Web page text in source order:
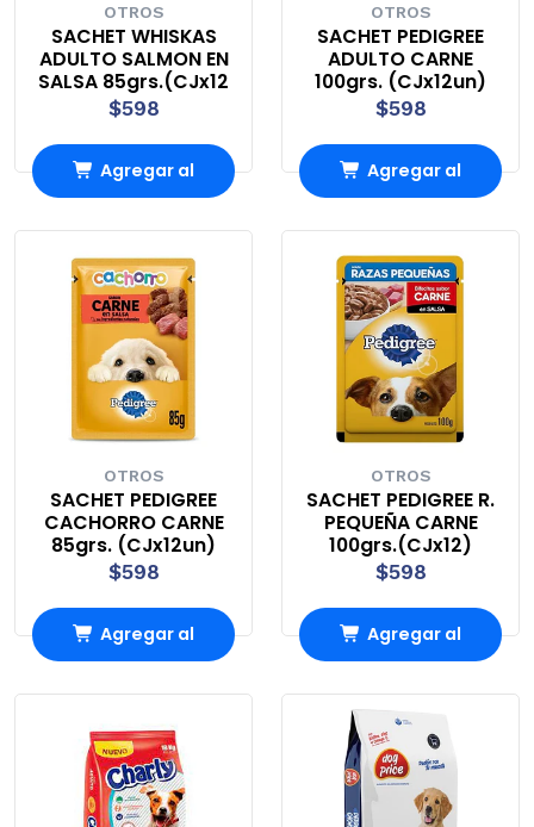
OTROS
SACHET WHISKAS
ADULTO SALMON EN
SALSA 85grs.(CJx12
$598
Agregar al
OTROS
SACHET PEDIGREE
ADULTO CARNE
100grs. (CJx12un)
$598
Agregar al
OTROS
SACHET PEDIGREE
CACHORRO CARNE
85grs. (CJx12un)
$598
Agregar al
OTROS
SACHET PEDIGREE R.
PEQUEÑA CARNE
100grs.(CJx12)
$598
Agregar al